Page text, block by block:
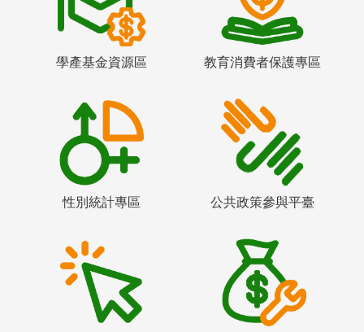
學產基金資源區 教育消費者保護專區
性別統計專區 公共政策參與平臺